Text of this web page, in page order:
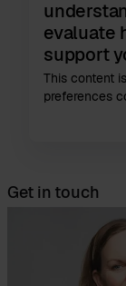
evaluate
support
This content
preferences
Get in touch